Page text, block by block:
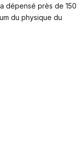
dépensé près de 150
du physique du